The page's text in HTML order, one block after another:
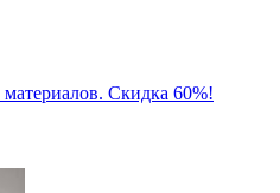
Скидка 60%!